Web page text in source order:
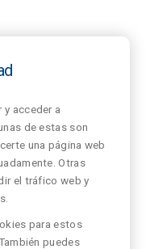
acceder a
de estas son
una página web
Otras
el tráfico web y
para estos
puedes